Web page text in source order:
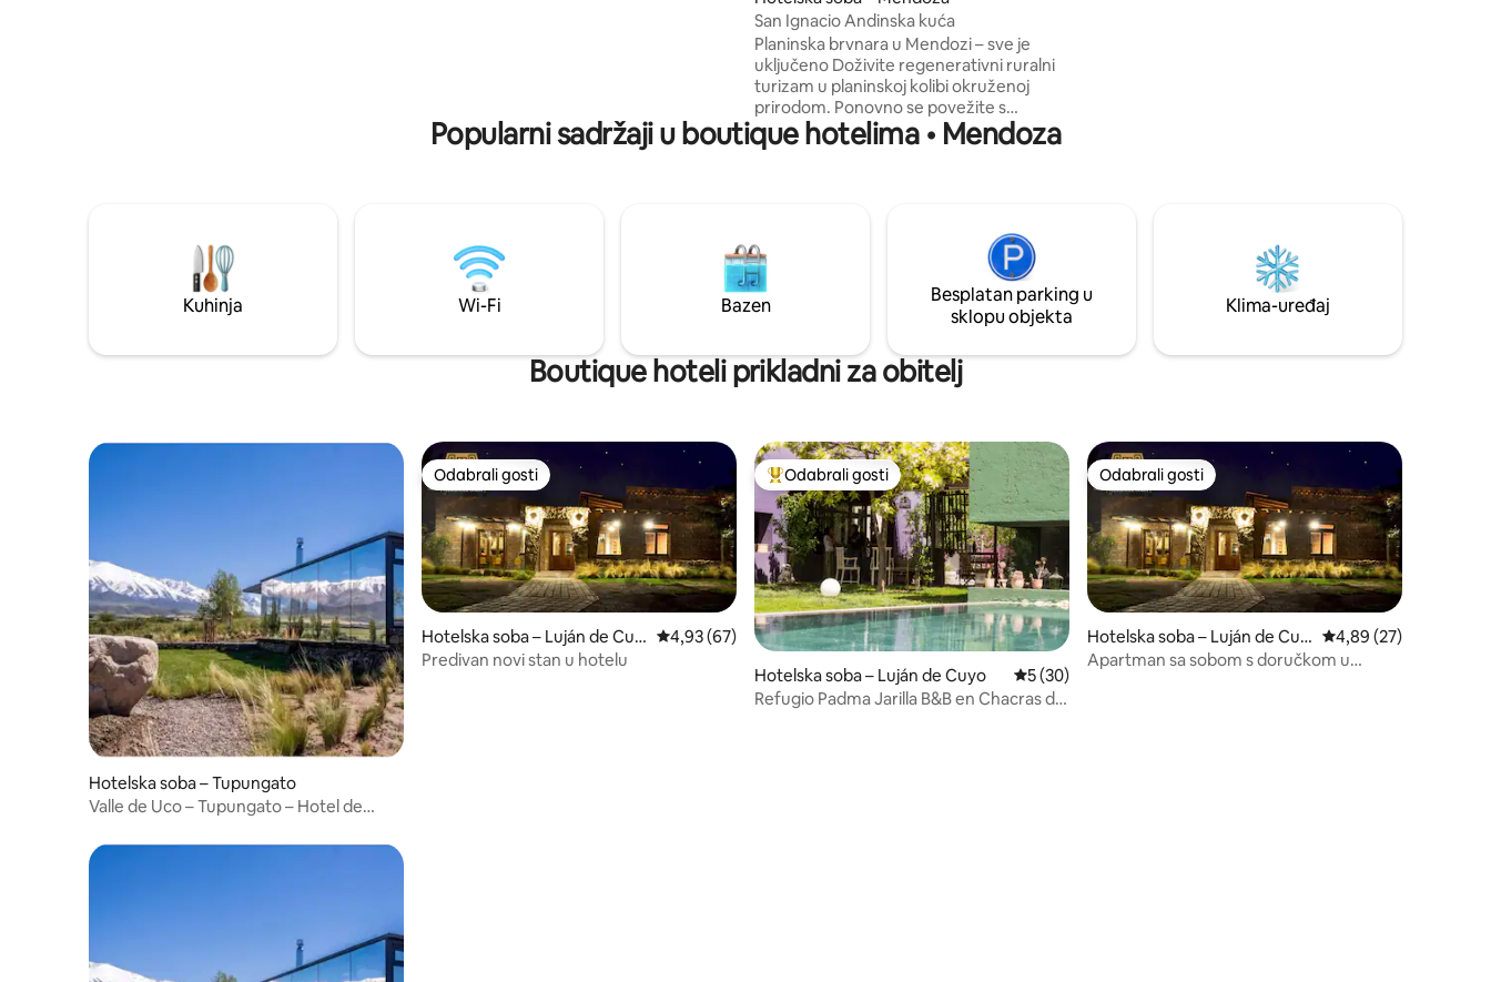
San Ignacio Andinska kuća
Planinska brvnara u Mendozi – sve je
uključeno Doživite regenerativni ruralni
turizam u planinskoj kolibi okruženoj
prirodom. Ponovno se povežite s
prirodom i uživajte u dvokrevetnoj sobi s
privatnom kupaonicom, domaćim
Savršeno za opuštanje, ponovno
povezivanje i otkrivanje svjesnijeg načina
života.
Popularni sadržaji u boutique hotelima • Mendoza
Kuhinja Wi-Fi Bazen
Besplatan parking u
sklopu objekta
Klima-uređaj
Boutique hoteli prikladni za obitelj
Hotelska soba – Tupungato
Valle de Uco – Tupungato – Hotel de
Odabrali gosti
Odabrali gosti
Hotelska soba – Luján de Cuy
o
Prosječna ocjena: 4,93/5, recenzija: 67
4,93 (67)
Predivan novi stan u hotelu
Među najviše rangiranima s oznakom „Odabrali gosti”
Odabrali gosti
Hotelska soba – Luján de Cuyo Prosječna ocjena: 5/5, recenzija: 30
5 (30)
Refugio Padma Jarilla B&B en Chacras de
Odabrali gosti
Odabrali gosti
Hotelska soba – Luján de Cuy
o
Prosječna ocjena:
4,89 (27)
Apartman sa sobom s doručkom u